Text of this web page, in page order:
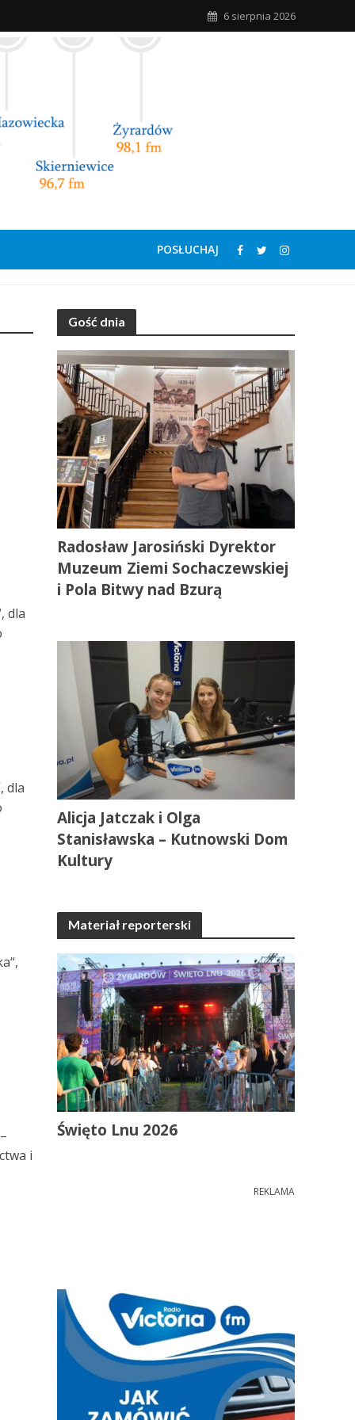
6 sierpnia 2026
POSŁUCHAJ
dla
dla
i
Gość dnia
Radosław Jarosiński Dyrektor
Muzeum Ziemi Sochaczewskiej
i Pola Bitwy nad Bzurą
Alicja Jatczak i Olga
Stanisławska – Kutnowski Dom
Kultury
Materiał reporterski
Święto Lnu 2026
REKLAMA